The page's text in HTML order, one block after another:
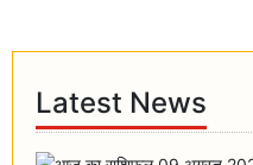
Latest News